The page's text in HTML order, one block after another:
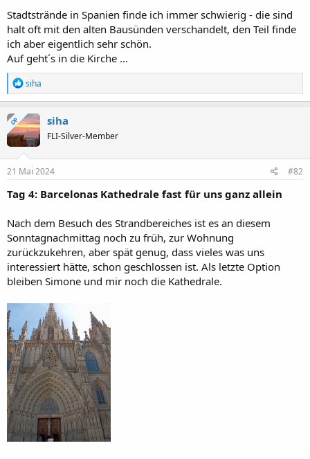
Stadtstrände in Spanien finde ich immer schwierig - die sind
halt oft mit den alten Bausünden verschandelt, den Teil finde
ich aber eigentlich sehr schön.
Auf geht´s in die Kirche ...
R
e
a
k
t
i
o
n
e
siha
OP siha
FLI-Silver-Member
21 Mai 2024 #82
Tag 4: Barcelonas Kathedrale fast für uns ganz allein
Nach dem Besuch des Strandbereiches ist es an diesem
Sonntagnachmittag noch zu früh, zur Wohnung
zurückzukehren, aber spät genug, dass vieles was uns
interessiert hätte, schon geschlossen ist. Als letzte Option
bleiben Simone und mir noch die Kathedrale.